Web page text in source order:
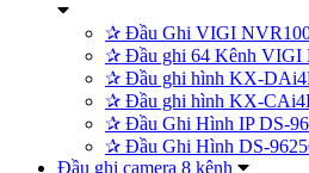
✰ Đầu Ghi VIGI
✰ Đầu ghi 64 Kênh VIGI
✰ Đầu ghi hình KX-
✰ Đầu ghi hình KX-
✰ Đầu Ghi Hình IP DS-
✰ Đầu Ghi Hình DS-
Đầu ghi camera 8 kênh